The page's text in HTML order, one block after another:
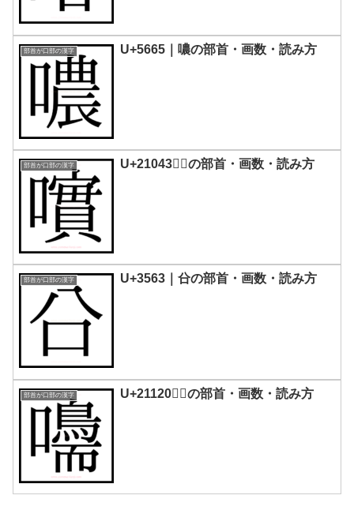
部首が口部の漢字 U+5665｜噥の部首・画数・読み方
部首が口部の漢字 U+21043｜𡁃の部首・画数・読み方
部首が口部の漢字 U+3563｜㕣の部首・画数・読み方
部首が口部の漢字 U+21120｜𡄠の部首・画数・読み方